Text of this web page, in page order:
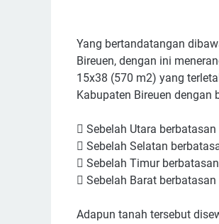
Yang bertandatangan
Bireuen, dengan ini
15x38 (570 m2) yang
Kabupaten Bireuen dengan
 Sebelah Utara
 Sebelah Selatan
 Sebelah Timur
 Sebelah Barat berbatasan
Adapun tanah tersebut